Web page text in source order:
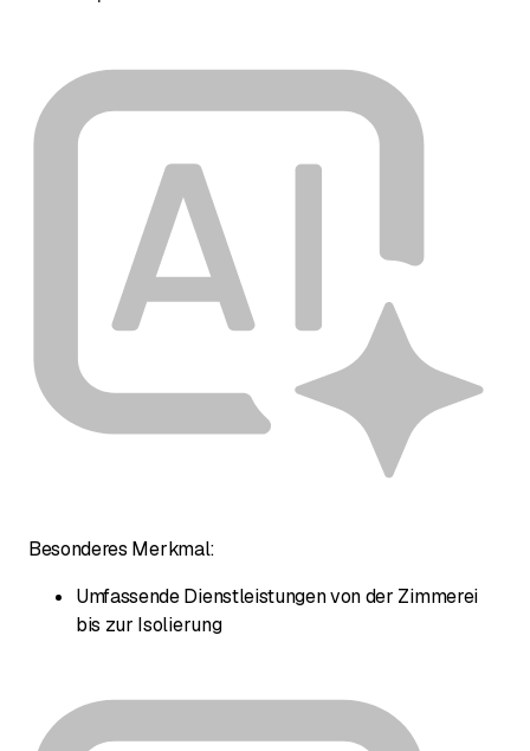
Besonderes Merkmal:
Umfassende Dienstleistungen von der Zimmerei
bis zur Isolierung